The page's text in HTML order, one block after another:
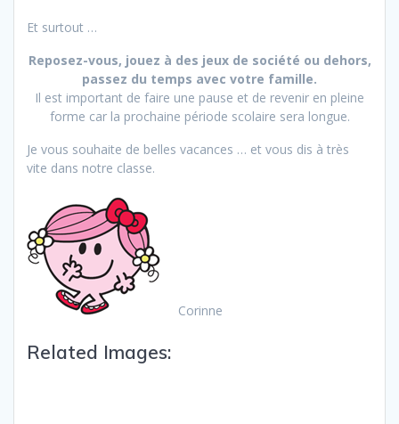
Et surtout …
Reposez-vous, jouez à des jeux de société ou dehors,
passez du temps avec votre famille.
Il est important de faire une pause et de revenir en pleine
forme car la prochaine période scolaire sera longue.
Je vous souhaite de belles vacances … et vous dis à très
vite dans notre classe.
Corinne
Related Images: